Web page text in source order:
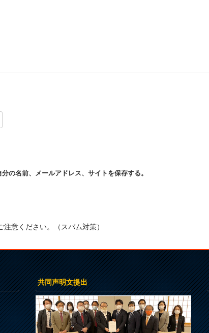
の名前、メールアドレス、サイトを保存する。
意ください。（スパム対策）
共同声明文提出